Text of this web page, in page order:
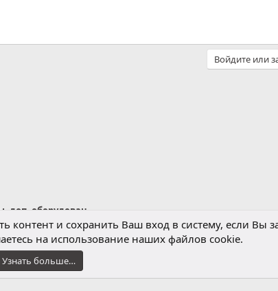
Войдите или
связь Условия и правила Политика
и сохранить Ваш вход в систему, если Вы
на использование наших файлов cookie.
Узнать больше…